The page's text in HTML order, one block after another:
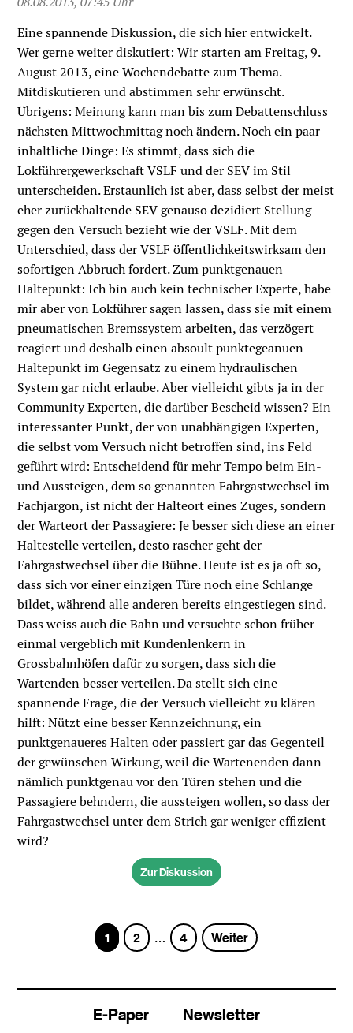
Eine spannende Diskussion, die sich hier entwickelt.
Wer gerne weiter diskutiert: Wir starten am Freitag, 9.
August 2013, eine Wochendebatte zum Thema.
Mitdiskutieren und abstimmen sehr erwünscht.
Übrigens: Meinung kann man bis zum Debattenschluss
nächsten Mittwochmittag noch ändern. Noch ein paar
inhaltliche Dinge: Es stimmt, dass sich die
Lokführergewerkschaft VSLF und der SEV im Stil
unterscheiden. Erstaunlich ist aber, dass selbst der meist
eher zurückhaltende SEV genauso dezidiert Stellung
gegen den Versuch bezieht wie der VSLF. Mit dem
Unterschied, dass der VSLF öffentlichkeitswirksam den
sofortigen Abbruch fordert. Zum punktgenauen
Haltepunkt: Ich bin auch kein technischer Experte, habe
mir aber von Lokführer sagen lassen, dass sie mit einem
pneumatischen Bremssystem arbeiten, das verzögert
reagiert und deshalb einen absoult punktegeanuen
Haltepunkt im Gegensatz zu einem hydraulischen
System gar nicht erlaube. Aber vielleicht gibts ja in der
Community Experten, die darüber Bescheid wissen? Ein
interessanter Punkt, der von unabhängigen Experten,
die selbst vom Versuch nicht betroffen sind, ins Feld
geführt wird: Entscheidend für mehr Tempo beim Ein-
und Aussteigen, dem so genannten Fahrgastwechsel im
Fachjargon, ist nicht der Halteort eines Zuges, sondern
der Warteort der Passagiere: Je besser sich diese an einer
Haltestelle verteilen, desto rascher geht der
Fahrgastwechsel über die Bühne. Heute ist es ja oft so,
dass sich vor einer einzigen Türe noch eine Schlange
bildet, während alle anderen bereits eingestiegen sind.
Dass weiss auch die Bahn und versuchte schon früher
einmal vergeblich mit Kundenlenkern in
Grossbahnhöfen dafür zu sorgen, dass sich die
Wartenden besser verteilen. Da stellt sich eine
spannende Frage, die der Versuch vielleicht zu klären
hilft: Nützt eine besser Kennzeichnung, ein
punktgenaueres Halten oder passiert gar das Gegenteil
der gewünschen Wirkung, weil die Wartenenden dann
nämlich punktgenau vor den Türen stehen und die
Passagiere behndern, die aussteigen wollen, so dass der
Fahrgastwechsel unter dem Strich gar weniger effizient
wird?
Zur Diskussion
Seite
1 Seite
2 … Seite
4 Weiter
E-Paper Newsletter